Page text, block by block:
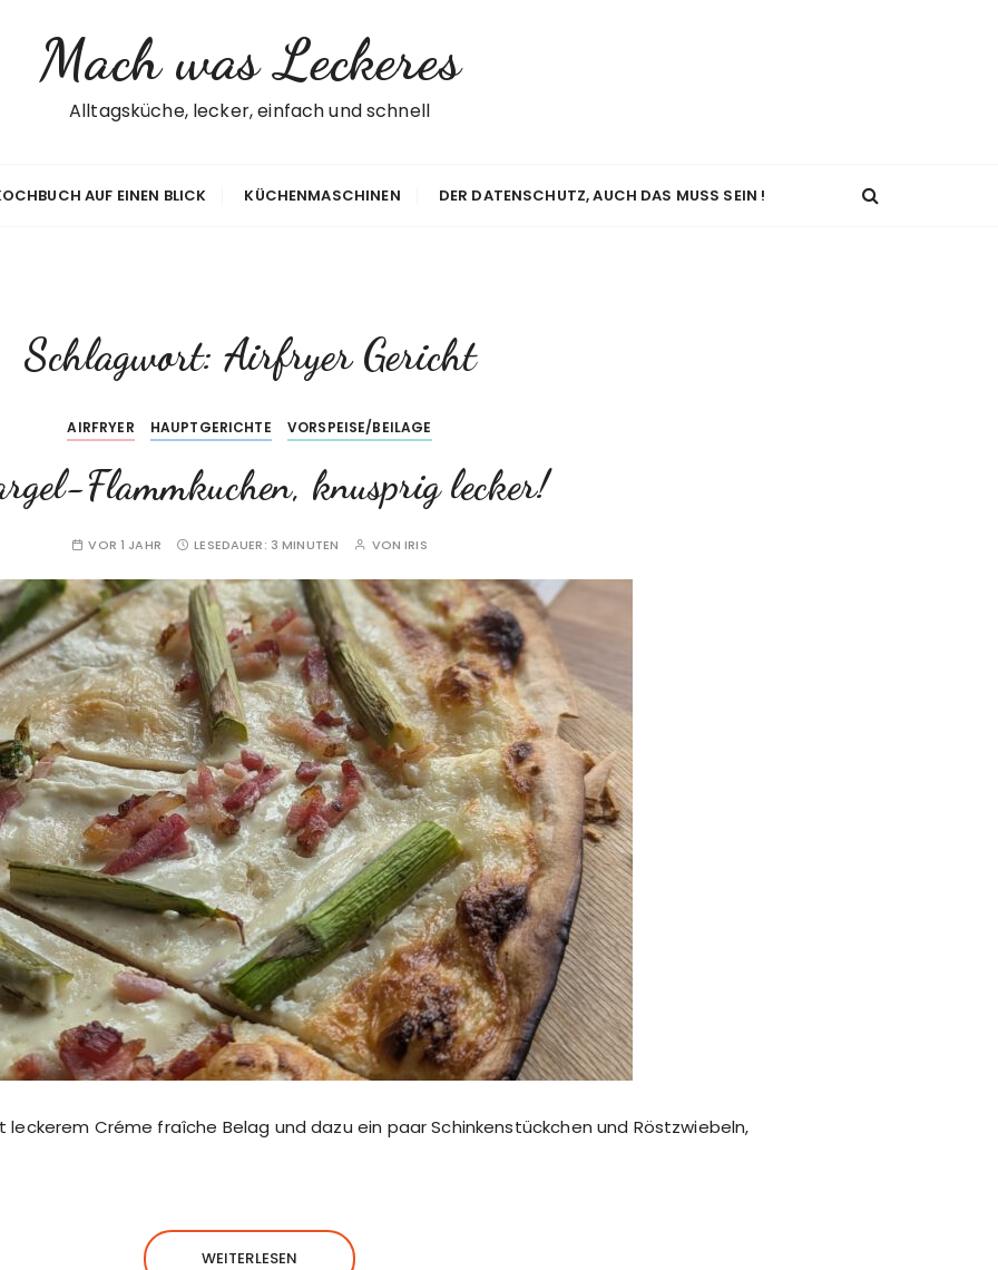
Mach was Leckeres
Alltagsküche, lecker, einfach und schnell
AUF EINEN BLICK KÜCHENMASCHINEN DER DATENSCHUTZ, AUCH DAS MUSS SEIN !
Schlagwort: Airfryer Gericht
AIRFRYER HAUPTGERICHTE VORSPEISE/BEILAGE
Flammkuchen, knusprig lecker!
VOR 1 JAHR LESEDAUER: 3 MINUTEN VONIRIS
leckerem Créme fraîche Belag und dazu ein paar Schinkenstückchen und Röstzwiebeln,
WEITERLESEN